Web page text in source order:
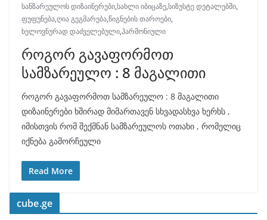
სანზარეულოს დიზაინერები,სახლი იბიცაზე,სიზუსტე დეტალებში,
ფუფუნება,ღია გეგმარება,წიგნების თაროები,
ხელოვნურად დაძველებული,ჰარმონიული
როგორ გავაფორმოთ
სამზარეულო : 8 მაგალითი
როგორ გავაფორმოთ სამზარეულო : 8 მაგალითი
დიზაინერები ხშირად მიმართავენ სხვადასხვა ხერხს ,
იმისთვის რომ შექმნან სამზარეულოს ოთახი , რომელიც
იქნება გამორჩეული
Read More
cube.ge